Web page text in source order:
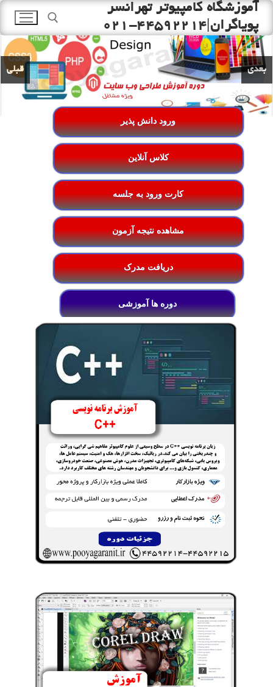
محتوا
آموزشگاه کامپیوتر تهرانسر
پویاگران|44592214-021
جستجو برای: قبلی بعدی
ورود دانش پذیر
کلاس آنلاین
کارت ورود به جلسه
مشاهده نتیجه آزمون
دریافت مدرک
دوره ها آموزشی